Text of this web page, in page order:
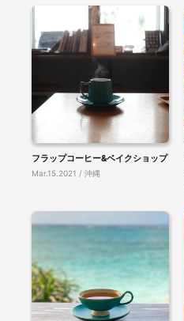
フラップコーヒー&ベイクショップ
Mar.15.2021 / 沖縄